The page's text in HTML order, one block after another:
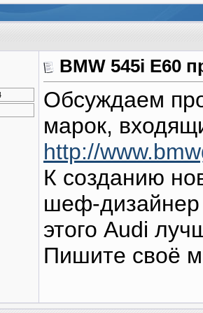
BMW 545i E60
Обсуждаем
марок,
http://
К созданию
шеф-дизайнер
этого Audi
Пишите своё